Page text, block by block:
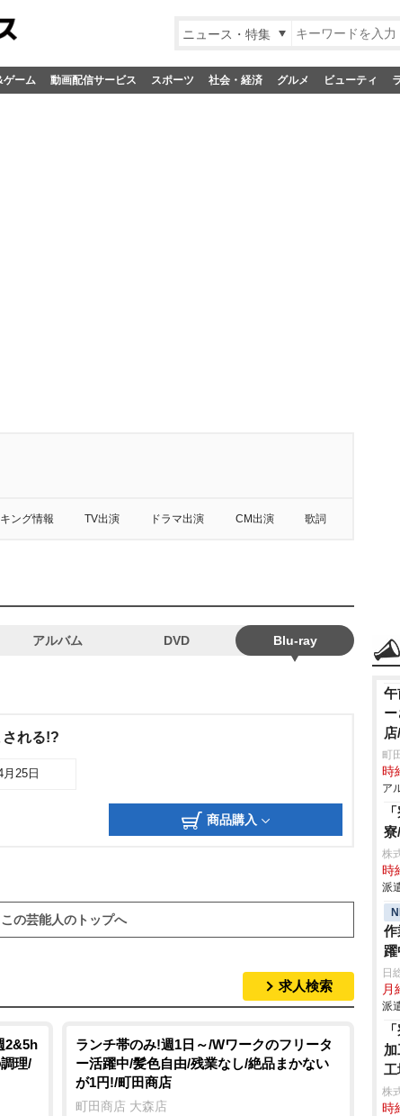
ニュース・特集
ゲーム 動画配信サービス スポーツ 社会・経済 グルメ ビューティ
ング情報 TV出演 ドラマ出演 CM出演 歌詞
アルバム DVD Blu-ray
れる!?
25日
商品購入
この芸能人のトップへ
求人検索
2&5h
理/
ランチ帯のみ!週1日～/Wワークのフリータ
ー活躍中/髪色自由/残業なし/絶品まかない
が1円!/町田商店
町田商店 大森店
午
町
時
ア
寮
株
時
派
作
躍
日
月
派
工
株
時